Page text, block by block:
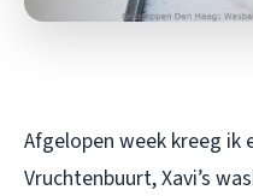
Afgelopen week kreeg
Vruchtenbuurt, Xavi’s